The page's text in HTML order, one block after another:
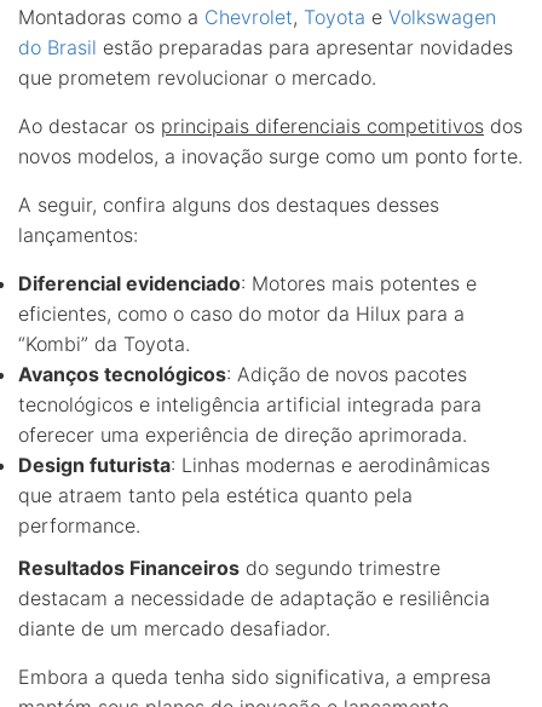
Montadoras como a Chevrolet, Toyota e Volkswagen
do Brasil estão preparadas para apresentar novidades
que prometem revolucionar o mercado.
Ao destacar os principais diferenciais competitivos dos
novos modelos, a inovação surge como um ponto forte.
A seguir, confira alguns dos destaques desses
lançamentos:
Diferencial evidenciado: Motores mais potentes e
eficientes, como o caso do motor da Hilux para a
“Kombi” da Toyota.
Avanços tecnológicos: Adição de novos pacotes
tecnológicos e inteligência artificial integrada para
oferecer uma experiência de direção aprimorada.
Design futurista: Linhas modernas e aerodinâmicas
que atraem tanto pela estética quanto pela
performance.
Resultados Financeiros do segundo trimestre
destacam a necessidade de adaptação e resiliência
diante de um mercado desafiador.
Embora a queda tenha sido significativa, a empresa